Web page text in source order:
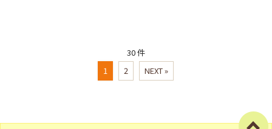
30 件
1
2 NEXT »